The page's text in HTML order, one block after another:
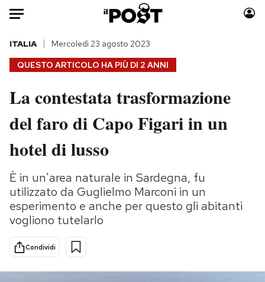
Auto
HOME
Italia
Politica
Tecnologia
Scienza
Cultura
Economia
Sport
Moda
Consumismi
Media
Europa
QUESTO ARTICOLO HA PIÙ DI 2 ANNI
ITALIA Mercoledì 23 agosto 2023
La contestata trasformazione
del faro di Capo Figari in un
hotel di lusso
È in un'area naturale in Sardegna, fu
utilizzato da Guglielmo Marconi in un
esperimento e anche per questo gli abitanti
vogliono tutelarlo
Condividi